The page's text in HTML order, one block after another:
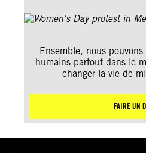
Ensemble, nous
humains partout dans le
changer la vie de
FAIRE UN